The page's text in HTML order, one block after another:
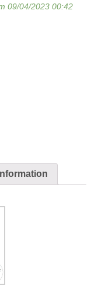
09/04/2023 00:42